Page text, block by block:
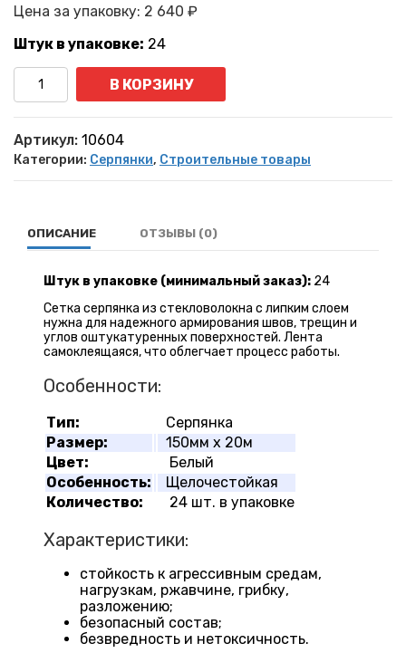
Цена за упаковку: 2 640 ₽
Штук в упаковке: 24
Количество
В КОРЗИНУ
Артикул: 10604
Категории: Серпянки, Строительные товары
ОПИСАНИЕ ОТЗЫВЫ (0)
Штук в упаковке (минимальный заказ): 24
Сетка серпянка из стекловолокна с липким слоем
нужна для надежного армирования швов, трещин и
углов оштукатуренных поверхностей. Лента
самоклеящаяся, что облегчает процесс работы.
Особенности:
Тип:
Серпянка
Размер:
150мм х 20м
Цвет:
Белый
Особенность:
Щелочестойкая
Количество:
24 шт. в упаковке
Характеристики:
стойкость к агрессивным средам,
нагрузкам, ржавчине, грибку,
разложению;
безопасный состав;
безвредность и нетоксичность.